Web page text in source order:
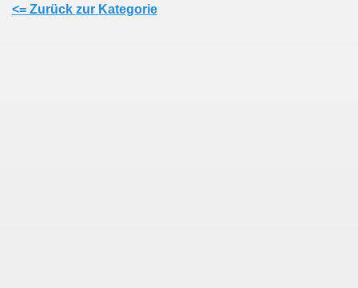
<= Zurück zur Kategorie